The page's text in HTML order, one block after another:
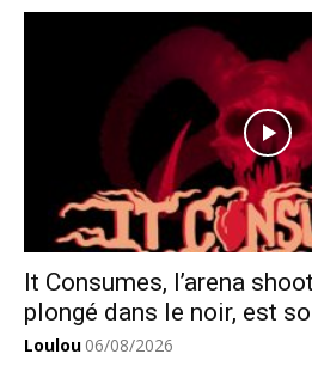
It Consumes, l’arena
plongé dans le noir, est
Loulou 06/08/2026